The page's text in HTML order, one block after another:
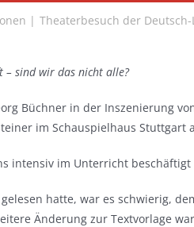
Theaterbesuch der
– sind wir das nicht alle?
Büchner in der Inszenierung
im Schauspielhaus Stuttgart
intensiv im Unterricht
hatte, war es schwierig,
Änderung zur Textvorlage